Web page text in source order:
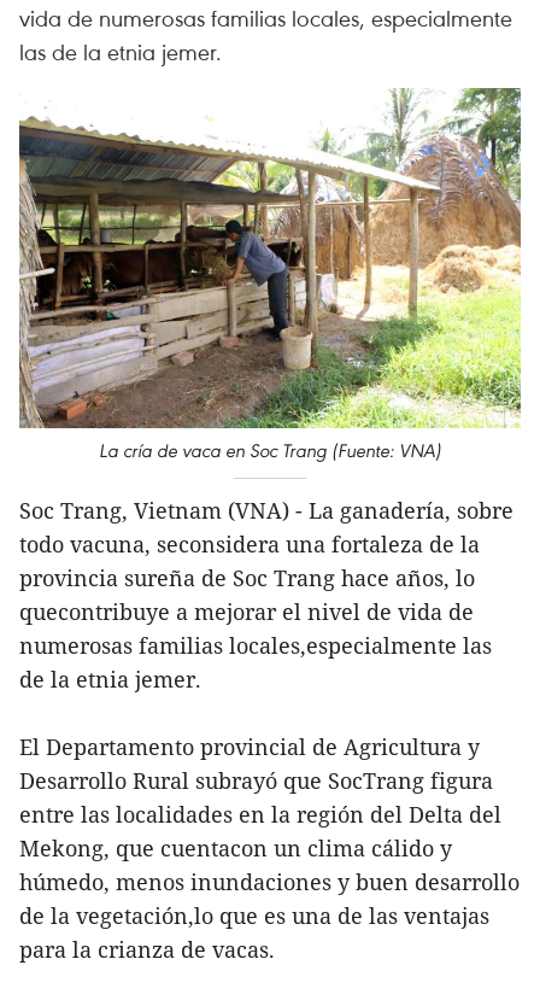
vida de numerosas familias locales, especialmente
las de la etnia jemer.
La cría de vaca en Soc Trang (Fuente: VNA)
Soc Trang, Vietnam (VNA) - La ganadería, sobre
todo vacuna, seconsidera una fortaleza de la
provincia sureña de Soc Trang hace años, lo
quecontribuye a mejorar el nivel de vida de
numerosas familias locales,especialmente las
de la etnia jemer.
El Departamento provincial de Agricultura y
Desarrollo Rural subrayó que SocTrang figura
entre las localidades en la región del Delta del
Mekong, que cuentacon un clima cálido y
húmedo, menos inundaciones y buen desarrollo
de la vegetación,lo que es una de las ventajas
para la crianza de vacas.